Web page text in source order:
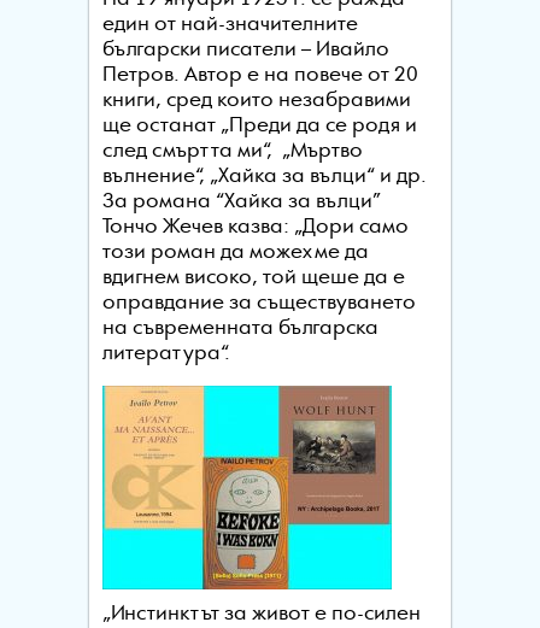
един от най-значителните
български писатели – Ивайло
Петров. Автор е на повече от 20
книги, сред които незабравими
ще останат „Преди да се родя и
след смъртта ми“, „Мъртво
вълнение“, „Хайка за вълци“ и др.
За романа “Хайка за вълци”
Тончо Жечев казва: „Дори само
този роман да можехме да
вдигнем високо, той щеше да е
оправдание за съществуването
на съвременната българска
литература“.
„Инстинктът за живот е по-силен